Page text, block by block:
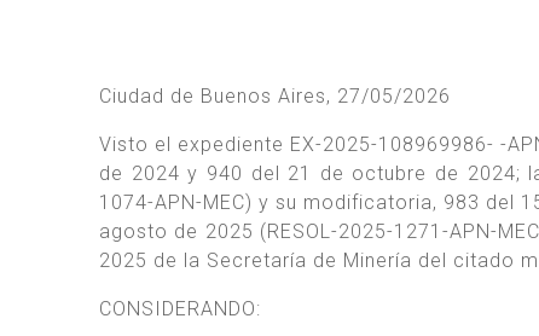
Ciudad de Buenos Aires, 27/05/2026
Visto el expediente EX-2025-108969986- -
de 2024 y 940 del 21 de octubre de 2024;
1074-APN-MEC) y su modificatoria, 983 del
agosto de 2025 (RESOL-2025-1271-APN-
2025 de la Secretaría de Minería del citado
CONSIDERANDO: